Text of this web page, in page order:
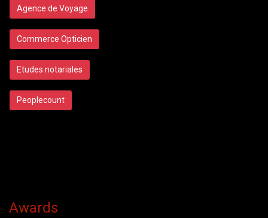
Agence de Voyage
Commerce Opticien
Etudes notariales
Peoplecount
Awards